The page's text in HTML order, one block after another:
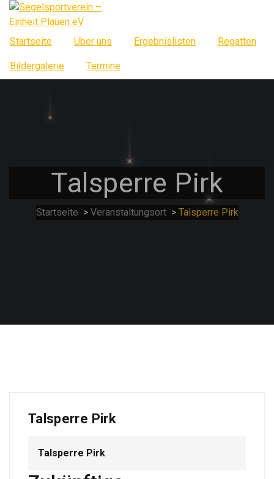
Springe
zum
InhaltStartseite Über uns Ergebnislisten Regatten
Bildergalerie Termine
Talsperre Pirk
Startseite > Veranstaltungsort> Talsperre Pirk
Talsperre Pirk
Talsperre Pirk